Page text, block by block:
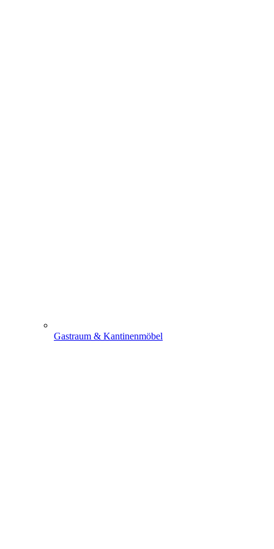
Gastraum & Kantinenmöbel